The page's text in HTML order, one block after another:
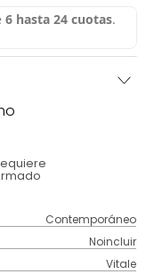
Contemporáneo
Noincluir
Vitale